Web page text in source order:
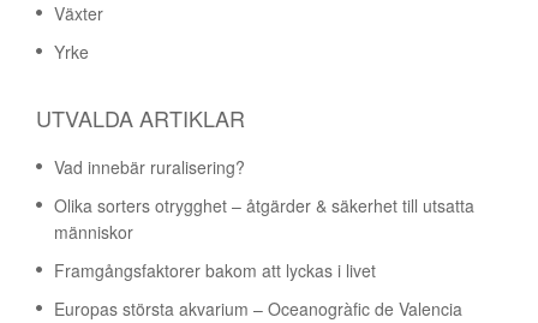
Växter
Yrke
UTVALDA ARTIKLAR
Vad innebär ruralisering?
Olika sorters otrygghet – åtgärder & säkerhet till utsatta
människor
Framgångsfaktorer bakom att lyckas i livet
Europas största akvarium – Oceanogràfic de Valencia